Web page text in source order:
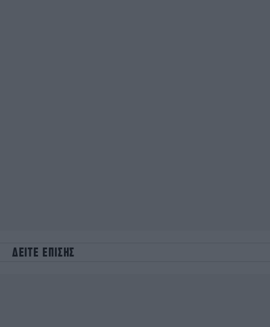
ΔΕΙΤΕ ΕΠΙΣΗΣ